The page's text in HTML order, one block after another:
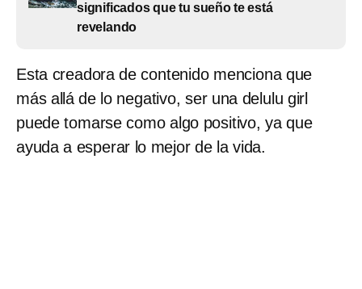
significados que tu sueño te está
revelando
Esta creadora de contenido menciona que
más allá de lo negativo, ser una delulu girl
puede tomarse como algo positivo, ya que
ayuda a esperar lo mejor de la vida.